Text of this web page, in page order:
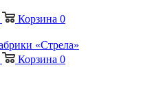
Корзина 0
Корзина 0